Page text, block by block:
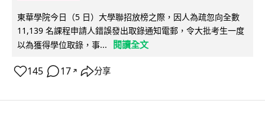
東華學院今日（5 日）大學聯招放榜之際，因人為疏忽向全數
11,139 名課程申請人錯誤發出取錄通知電郵，令大批考生一度
以為獲得學位取錄，事...
閱讀全文
145 17 ↗ 分享